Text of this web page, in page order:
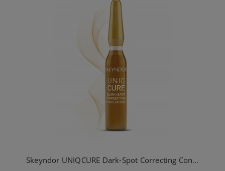
Skeyndor UNIQCURE Dark-Spot Correcting Concentrate- Ampułka wyrównująca koloryt